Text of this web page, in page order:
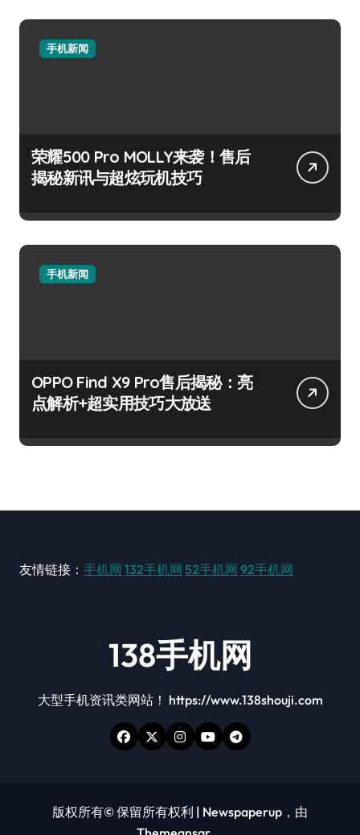
手机新闻
荣耀500 Pro MOLLY来袭！售后
揭秘新讯与超炫玩机技巧
手机新闻
OPPO Find X9 Pro售后揭秘：亮
点解析+超实用技巧大放送
友情链接： 手机网 132手机网 52手机网 92手机网
138手机网
大型手机资讯类网站！ https://www.138shouji.com
版权所有© 保留所有权利 | Newspaperup ，由